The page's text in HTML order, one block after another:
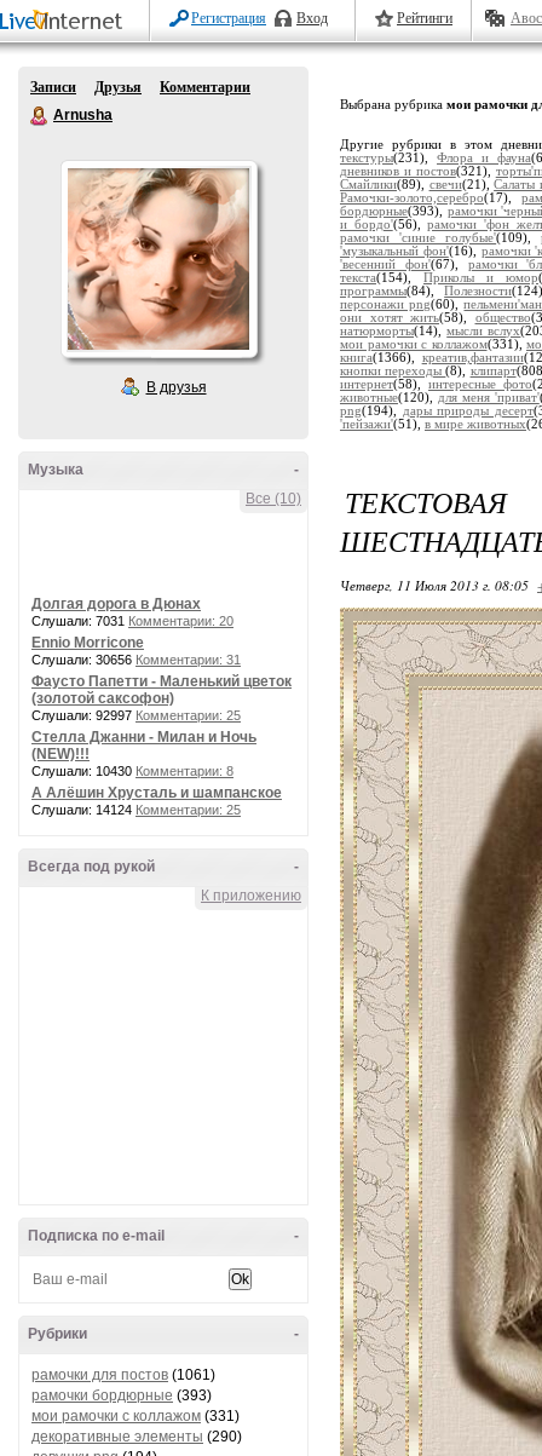
Регистрация Вход Рейтинги
Записи Друзья
Комментарии
Arnusha
В друзья
-
Музыка
Все (10)
Долгая дорога в Дюнах
Слушали: 7031 Комментарии: 20
Ennio Morricone
Слушали: 30656 Комментарии: 31
Фаусто Папетти - Маленький цветок
(золотой саксофон)
Слушали: 92997 Комментарии: 25
Стелла Джанни - Милан и Ночь
(NEW)!!!
Слушали: 10430 Комментарии: 8
А Алёшин Хрусталь и шампанское
Слушали: 14124 Комментарии: 25
-
Всегда под рукой
К приложению
-
Подписка по e-mail
-
Рубрики
рамочки для постов (1061)
рамочки бордюрные (393)
мои рамочки с коллажом (331)
декоративные элементы (290)
Выбрана рубрика мои рамочки
Другие рубрики в этом
текстуры(231), Флора и фауна
дневников и постов(321),
Смайлики(89), свечи(21),Салаты
Рамочки-золото,серебро(17),
бордюрные(393), рамочки
и бордо'(56),рамочки 'фон
рамочки 'синие голубые'(109),
'музыкальный фон'(16), рамочки
'весенний фон'(67), рамочки
текста(154), Приколы и юмор
программы(84),Полезности
персонажи png(60),
они хотят жить(58), общество
натюрморты(14),мысли вслух
мои рамочки с коллажом(331),
книга(1366), креатив,фантазии
кнопки переходы(8), клипарт
интернет(58), интересные фото
животные(120), для меня 'приват'
png(194), дары природы десерт
'пейзажи'(51), в мире животных
Четверг, 11 Июля 2013 г. 08:05